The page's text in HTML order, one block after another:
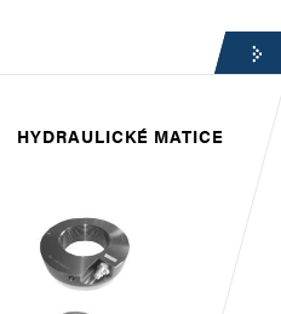
HYDRAULICKÉ MATICE